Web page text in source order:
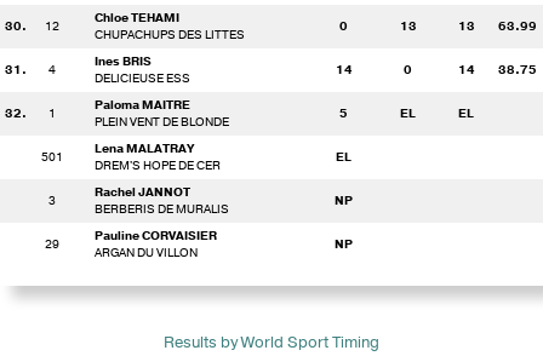
30. 12
Chloe TEHAMI
CHUPACHUPS DES LITTES
0 13 13 63.99
31. 4
Ines BRIS
DELICIEUSE ESS
14 0 14 38.75
32. 1
Paloma MAITRE
PLEIN VENT DE BLONDE
5 EL EL
501
Lena MALATRAY
DREM'S HOPE DE CER
EL
3
Rachel JANNOT
BERBERIS DE MURALIS
NP
29
Pauline CORVAISIER
ARGAN DU VILLON
NP
Results by World Sport Timing